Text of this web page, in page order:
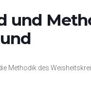
und
Methodik des